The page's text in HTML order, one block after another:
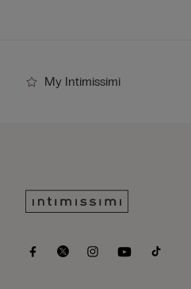
My Intimissimi